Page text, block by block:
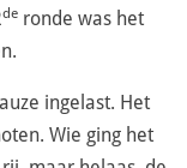
de ronde was het
ingelast. Het
Wie ging het